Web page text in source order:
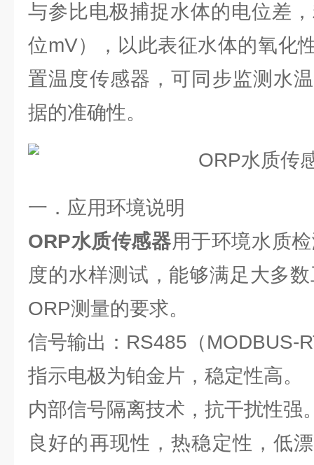
与参比电极捕捉水体的电位差
位mV），以此表征水体的氧化
置温度传感器，可同步监测水
据的准确性。
一．应用环境说明
ORP水质传感器用于环境水质
度的水样测试，能够满足大多
ORP测量的要求。
信号输出：RS485（MODBUS-
指示电极为铂金片，稳定性高。
内部信号隔离技术，抗干扰性强
良好的再现性，热稳定性，低